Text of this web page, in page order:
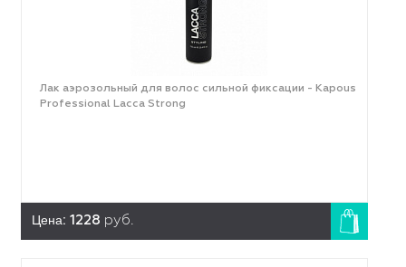
Лак аэрозольный для волос сильной фиксации - Kapous
Professional Lacca Strong
Цена: 1228 руб.